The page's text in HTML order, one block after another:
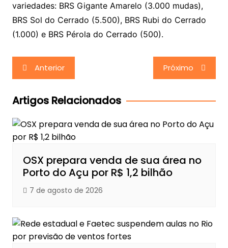
variedades: BRS Gigante Amarelo (3.000 mudas),
BRS Sol do Cerrado (5.500), BRS Rubi do Cerrado
(1.000) e BRS Pérola do Cerrado (500).
Navegação
de
Post
Anterior Próximo
Artigos Relacionados
OSX prepara venda de sua área no
Porto do Açu por R$ 1,2 bilhão
7 de agosto de 2026